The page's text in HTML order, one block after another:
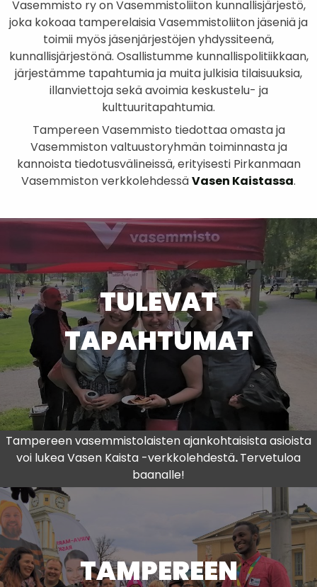
Vasemmisto ry on Vasemmistoliiton kunnallisjärjestö,
joka kokoaa tamperelaisia Vasemmistoliiton jäseniä ja
toimii myös jäsenjärjestöjen yhdyssiteenä,
kunnallisjärjestönä. Osallistumme kunnallispolitiikkaan,
järjestämme tapahtumia ja muita julkisia tilaisuuksia,
illanviettoja sekä avoimia keskustelu- ja
kulttuuritapahtumia.
Tampereen Vasemmisto tiedottaa omasta ja
Vasemmiston valtuustoryhmän toiminnasta ja
kannoista tiedotusvälineissä, erityisesti Pirkanmaan
Vasemmiston verkkolehdessä Vasen Kaistassa.
TULEVAT
TAPAHTUMAT
Tampereen vasemmistolaisten ajankohtaisista asioista
voi lukea Vasen Kaista -verkkolehdestä. Tervetuloa
baanalle!
TAMPEREEN